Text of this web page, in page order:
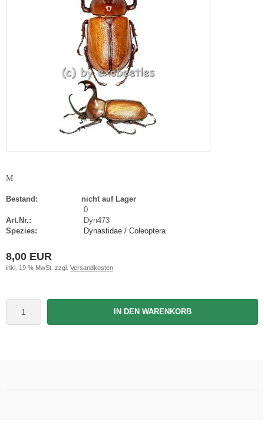
M
Bestand:
nicht auf Lager
0
Art.Nr.:
Dyn473
Spezies:
Dynastidae / Coleoptera
8,00 EUR
inkl. 19 % MwSt. zzgl. Versandkosten
IN DEN WARENKORB